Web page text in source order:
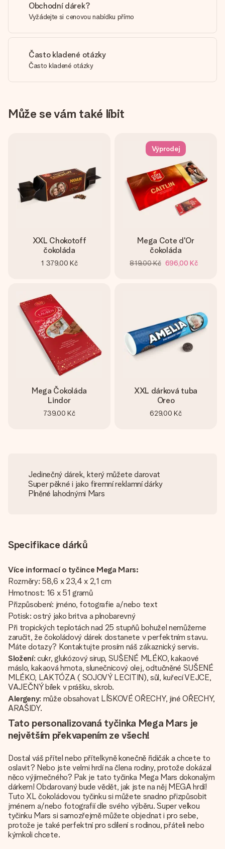
Obchodní dárek?
Vyžádejte si cenovou nabídku přímo
Často kladené otázky
Často kladené otázky
Může se vám také líbit
XXL Chokotoff
čokoláda
1 379,00 Kč
Výprodej
Mega Cote d'Or
čokoláda
819,00 Kč 696,00 Kč
Mega Čokoláda
Lindor
739,00 Kč
XXL dárková tuba
Oreo
629,00 Kč
Jedinečný dárek, který můžete darovat
Super pěkné i jako firemní reklamní dárky
Plněné lahodnými Mars
Specifikace dárků
Více informací o tyčince Mega Mars:
Rozměry: 58,6 x 23,4 x 2,1 cm
Hmotnost: 16 x 51 gramů
Přizpůsobení: jméno, fotografie a/nebo text
Potisk: ostrý jako britva a plnobarevný
Při tropických teplotách nad 25 stupňů bohužel nemůžeme
zaručit, že čokoládový dárek dostanete v perfektním stavu.
Máte dotazy? Kontaktujte prosím náš zákaznický servis.
Složení: cukr, glukózový sirup, SUŠENÉ MLÉKO, kakaové
máslo, kakaová hmota, slunečnicový olej, odtučněné SUŠENÉ
MLÉKO, LAKTÓZA ( SOJOVÝ LECITIN), sůl, kuřecí VEJCE,
VAJEČNÝ bílek v prášku, skrob.
Alergeny: může obsahovat LÍSKOVÉ OŘECHY, jiné OŘECHY,
ARAŠIDY.
Tato personalizovaná tyčinka Mega Mars je
největším překvapením ze všech!
Dostal váš přítel nebo přítelkyně konečně řidičák a chcete to
oslavit? Nebo jste velmi hrdí na člena rodiny, protože dokázal
něco výjimečného? Pak je tato tyčinka Mega Mars dokonalým
dárkem! Obdarovaný bude vědět, jak jste na něj MEGA hrdí!
Tuto XL čokoládovou tyčinku si můžete snadno přizpůsobit
jménem a/nebo fotografií dle svého výběru. Super velkou
tyčinku Mars si samozřejmě můžete objednat i pro sebe,
protože je také perfektní pro sdílení s rodinou, přáteli nebo
kýmkoli chcete.